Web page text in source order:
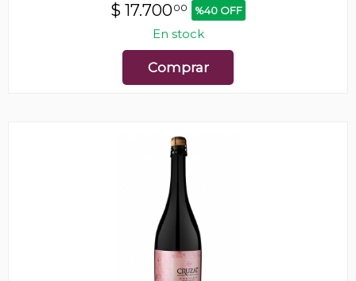
$ 17.70000 %40 OFF
En stock
Comprar